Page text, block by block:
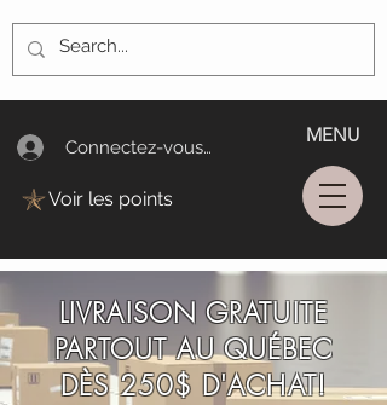
Connectez-vous/Log In
MENU
Voir les points
LIVRAISON GRATUITE
PARTOUT AU QUÉBEC
DÈS 250$ D'ACHAT!